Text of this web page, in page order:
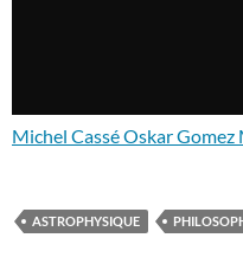
Michel Cassé Oskar
ASTROPHYSIQUE